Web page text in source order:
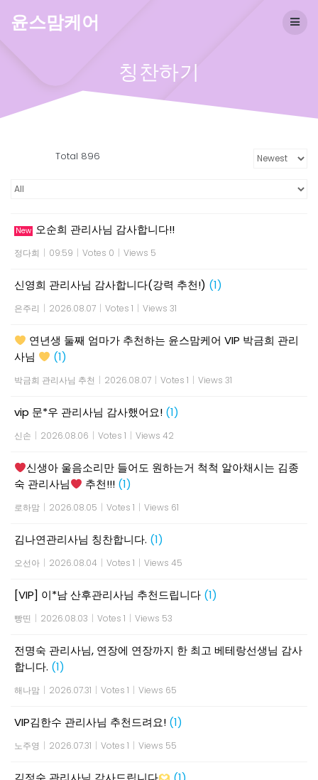
윤스맘케어
칭찬하기
Total 896
New 오순희 관리사님 감사합니다!!
정다희 | 09:59 | Votes 0 | Views 5
신영희 관리사님 감사합니다(강력 추천!) (1)
은주리 | 2026.08.07 | Votes 1 | Views 31
연년생 둘째 엄마가 추천하는 윤스맘케어 VIP 박금희 관리
사님
(1)
박금희 관리사님 추천 | 2026.08.07 | Votes 1 | Views 31
vip 문*우 관리사님 감사했어요! (1)
신손 | 2026.08.06 | Votes 1 | Views 42
신생아 울음소리만 들어도 원하는거 척척 알아채시는 김종
숙 관리사님
추천!!! (1)
로하맘 | 2026.08.05 | Votes 1 | Views 61
김나연관리사님 칭찬합니다. (1)
오선아 | 2026.08.04 | Votes 1 | Views 45
[VIP] 이*남 산후관리사님 추천드립니다 (1)
빵띤 | 2026.08.03 | Votes 1 | Views 53
전명숙 관리사님, 연장에 연장까지 한 최고 베테랑선생님 감사
합니다. (1)
해나맘 | 2026.07.31 | Votes 1 | Views 65
VIP김한수 관리사님 추천드려요! (1)
노주영 | 2026.07.31 | Votes 1 | Views 55